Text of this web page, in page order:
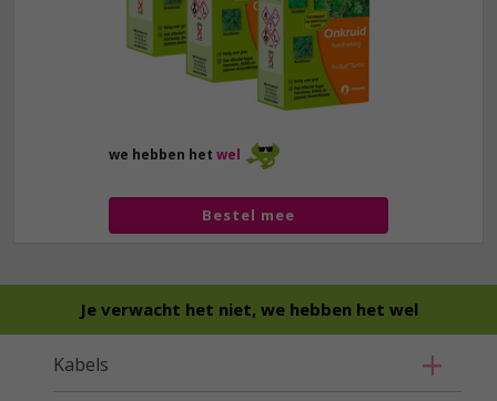
we hebben het wel
Bestel mee
Je verwacht het niet, we hebben het wel
Kabels